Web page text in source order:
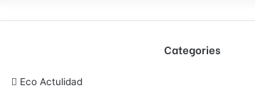
Categories
Eco Actulidad